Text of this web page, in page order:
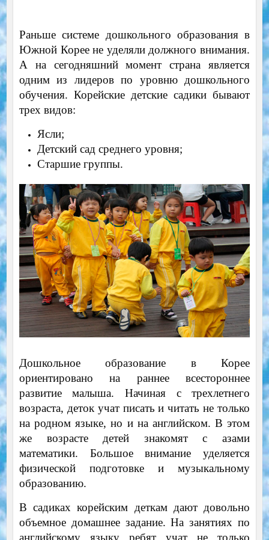
Раньше системе дошкольного образования в
Южной Корее не уделяли должного внимания.
А на сегодняшний момент страна является
одним из лидеров по уровню дошкольного
обучения. Корейские детские садики бывают
трех видов:
Ясли;
Детский сад среднего уровня;
Старшие группы.
Дошкольное образование в Корее
ориентировано на раннее всестороннее
развитие малыша. Начиная с трехлетнего
возраста, деток учат писать и читать не только
на родном языке, но и на английском. В этом
же возрасте детей знакомят с азами
математики. Большое внимание уделяется
физической подготовке и музыкальному
образованию.
В садиках корейским деткам дают довольно
объемное домашнее задание. На занятиях по
английскому языку ребят учат не только